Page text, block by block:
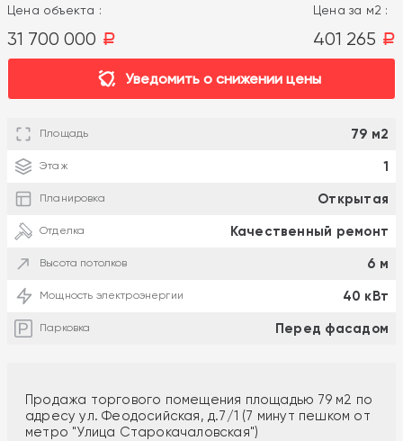
Цена объекта :
31 700 000 a
Цена за м2 :
401 265 a
Уведомить о снижении цены
Площадь 79 м2
Этаж 1
Планировка Открытая
Отделка Качественный ремонт
Высота потолков 6 м
Мощность электроэнергии 40 кВт
Парковка Перед фасадом
Продажа торгового помещения площадью 79 м2 по
адресу ул. Феодосийская, д.7/1 (7 минут пешком от
метро "Улица Старокачаловская")